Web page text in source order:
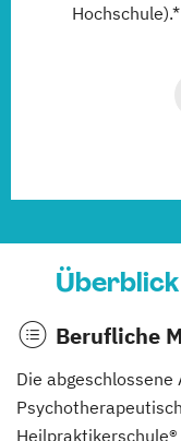
Hochschule).*
Berufliche
Die abgeschlossene